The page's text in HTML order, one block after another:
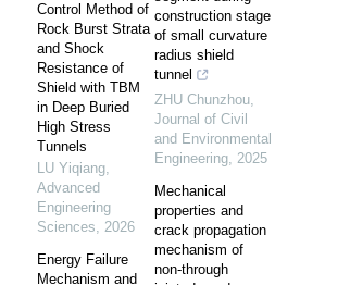
Control Method of
Rock Burst Strata
and Shock
Resistance of
Shield with TBM
in Deep Buried
High Stress
Tunnels
LU Yiqiang,
Advanced
Engineering
Sciences, 2026
Energy Failure
Mechanism and
construction stage
of small curvature
radius shield
tunnel
ZHU Chunzhou,
Journal of Civil
and Environmental
Engineering, 2025
Mechanical
properties and
crack propagation
mechanism of
non-through